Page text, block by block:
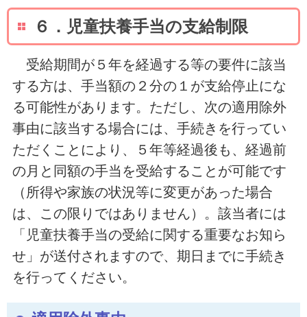
６．児童扶養手当の支給制限
受給期間が５年を経過する等の要件に該当
する方は、手当額の２分の１が支給停止にな
る可能性があります。ただし、次の適用除外
事由に該当する場合には、手続きを行ってい
ただくことにより、５年等経過後も、経過前
の月と同額の手当を受給することが可能です
（所得や家族の状況等に変更があった場合
は、この限りではありません）。該当者には
「児童扶養手当の受給に関する重要なお知ら
せ」が送付されますので、期日までに手続き
を行ってください。